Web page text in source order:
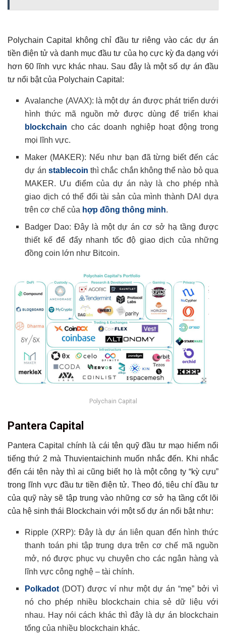
Polychain Capital không chỉ đầu tư riêng vào các dự án
tiền điện tử và danh mục đầu tư của họ cực kỳ đa dạng với
hơn 60 lĩnh vực khác nhau. Sau đây là một số dự án đầu
tư nổi bật của Polychain Capital:
Avalanche (AVAX): là một dự án được phát triển dưới
hình thức mã nguồn mở được dùng để triển khai
blockchain cho các doanh nghiệp hoạt động trong
mọi lĩnh vực.
Maker (MAKER): Nếu như bạn đã từng biết đến các
dự án stablecoin thì chắc chắn không thể nào bỏ qua
MAKER. Ưu điểm của dự án này là cho phép nhà
giao dịch có thể đổi tài sản của mình thành DAI dựa
trên cơ chế của hợp đồng thông minh.
Badger Dao: Đây là một dự án cơ sở hạ tầng được
thiết kế để đẩy nhanh tốc độ giao dịch của những
đồng coin lớn như Bitcoin.
Polychain Capital
Pantera Capital
Pantera Capital chính là cái tên quỹ đầu tư mạo hiểm nổi
tiếng thứ 2 mà Thuvientaichinh muốn nhắc đến. Khi nhắc
đến cái tên này thì ai cũng biết họ là một công ty “kỳ cựu”
trong lĩnh vực đầu tư tiền điện tử. Theo đó, tiêu chí đầu tư
của quỹ này sẽ tập trung vào những cơ sở hạ tầng cốt lõi
của hệ sinh thái Blockchain với một số dự án nổi bật như:
Ripple (XRP): Đây là dự án liên quan đến hình thức
thanh toán phi tập trung dựa trên cơ chế mã nguồn
mở, nó được phục vụ chuyên cho các ngân hàng và
lĩnh vực công nghệ – tài chính.
Polkadot (DOT) được ví như một dự án “mẹ” bởi vì
nó cho phép nhiều blockchain chia sẻ dữ liệu với
nhau. Hay nói cách khác thì đây là dự án blockchain
tổng của nhiều blockchain khác.